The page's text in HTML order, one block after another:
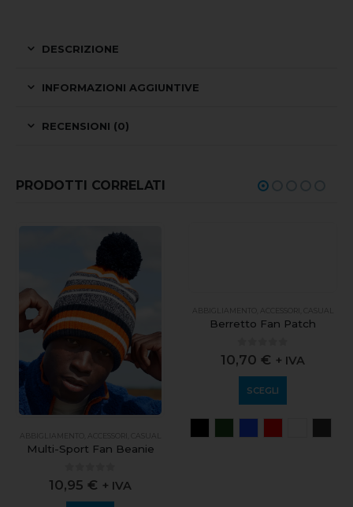
DESCRIZIONE
INFORMAZIONI AGGIUNTIVE
RECENSIONI (0)
PRODOTTI CORRELATI
ABBIGLIAMENTO ACCESSORI CASUAL
Multi-Sport Fan Beanie
0out of 5
10,95 € + IVA
ABBIGLIAMENTO, ACCESSORI CASUAL